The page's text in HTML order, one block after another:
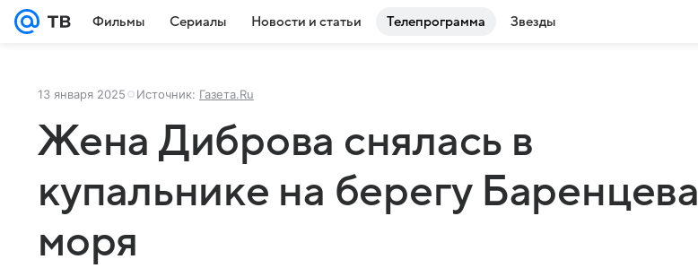
Фильмы Сериалы Новости и статьи Телепрограмма Звезды
13 января 2025 Источник: Газета.Ru
Жена Диброва снялась в
купальнике на берегу Баренцева
моря